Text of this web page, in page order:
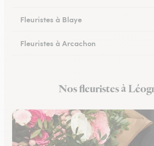
Fleuristes à Blaye
Fleuristes à Arcachon
Fleuristes à PessacNos fleuristes à